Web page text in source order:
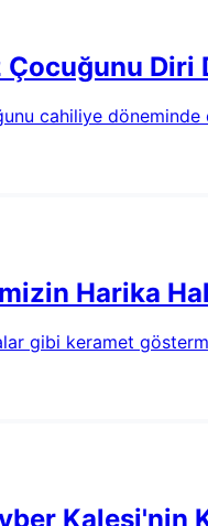
Çocuğunu Diri
cahiliye
Harika
gibi keramet
Kalesi'nin